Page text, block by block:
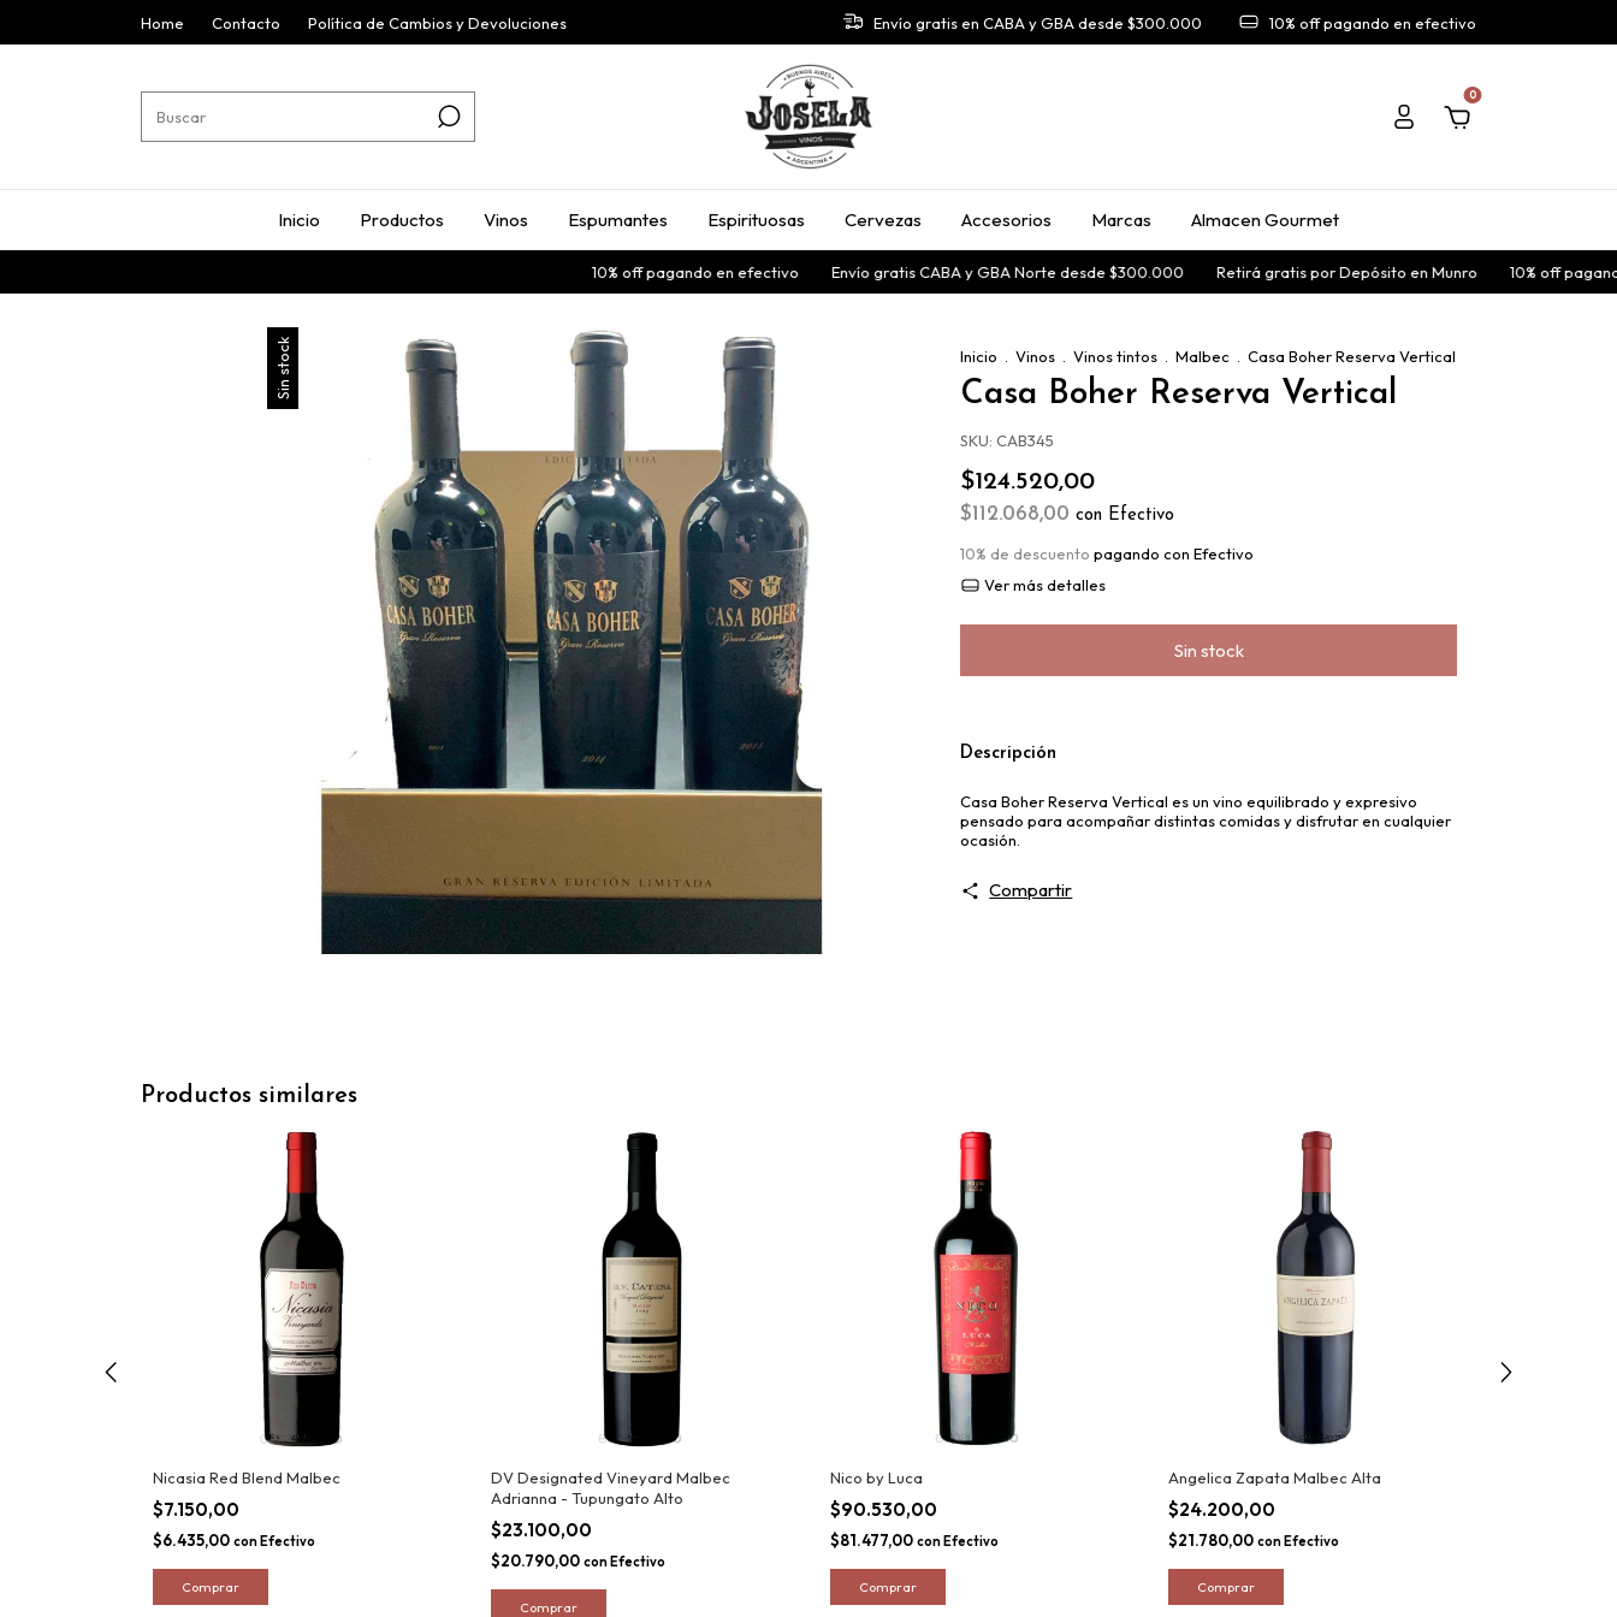
Home Contacto Política de Cambios y Devoluciones Envío gratis en CABA y GBA desde $300.000 10% off pagando en efectivo
0
Inicio Productos Vinos Espumantes Espirituosas Cervezas Accesorios Marcas Almacen Gourmet
10% off pagando en efectivo Envío gratis CABA y GBA Norte desde $300.000 Retirá gratis por Depósito en Munro 10% off pagando
Sin stock Inicio Vinos Vinos tintos Malbec Casa Boher Reserva Vertical
Casa Boher Reserva Vertical
SKU: CAB345
$124.520,00
$112.068,00 con Efectivo
10% de descuento pagando con Efectivo
Ver más detalles
Descripción
Casa Boher Reserva Vertical es un vino equilibrado y expresivo
pensado para acompañar distintas comidas y disfrutar en cualquier
ocasión.
Compartir
Productos similares
Nicasia Red Blend Malbec
$7.150,00
$6.435,00 conEfectivo
DV Designated Vineyard Malbec
Adrianna - Tupungato Alto
$23.100,00
$20.790,00conEfectivo
Nico by Luca
$90.530,00
$81.477,00 conEfectivo
Angelica Zapata Malbec Alta
$24.200,00
$21.780,00 conEfectivo